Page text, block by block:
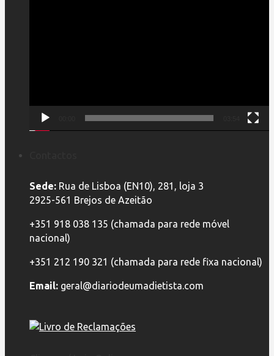
Sede: Rua de Lisboa (EN10), 281, loja 3
2925-561 Brejos de Azeitão
+351 918 038 135 (chamada para rede móvel
nacional)
+351 212 190 321 (chamada para rede fixa nacional)
Email: geral@diariodeumadietista.com